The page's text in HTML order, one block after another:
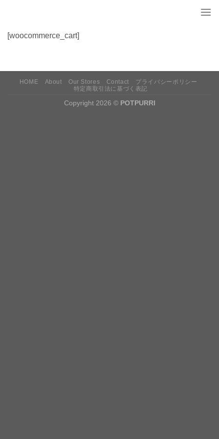
[woocommerce_cart]
HOME About Our Stores Contact
プライバシーポリシー
特定商取引法に基づく表記
Copyright 2026 © POTPURRI